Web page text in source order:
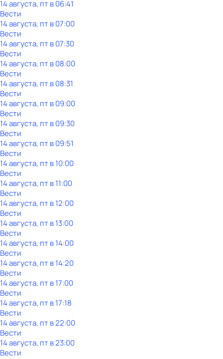
14 августа, пт в 06:41
Вести
14 августа, пт в 07:00
Вести
14 августа, пт в 07:30
Вести
14 августа, пт в 08:00
Вести
14 августа, пт в 08:31
Вести
14 августа, пт в 09:00
Вести
14 августа, пт в 09:30
Вести
14 августа, пт в 09:51
Вести
14 августа, пт в 10:00
Вести
14 августа, пт в 11:00
Вести
14 августа, пт в 12:00
Вести
14 августа, пт в 13:00
Вести
14 августа, пт в 14:00
Вести
14 августа, пт в 14:20
Вести
14 августа, пт в 17:00
Вести
14 августа, пт в 17:18
Вести
14 августа, пт в 22:00
Вести
14 августа, пт в 23:00
Вести